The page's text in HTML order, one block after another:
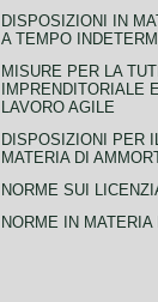
DISPOSIZIONI IN
A TEMPO
MISURE PER LA
IMPRENDITORIALE
LAVORO AGILE
DISPOSIZIONI PER
MATERIA DI
NORME SUI
NORME IN